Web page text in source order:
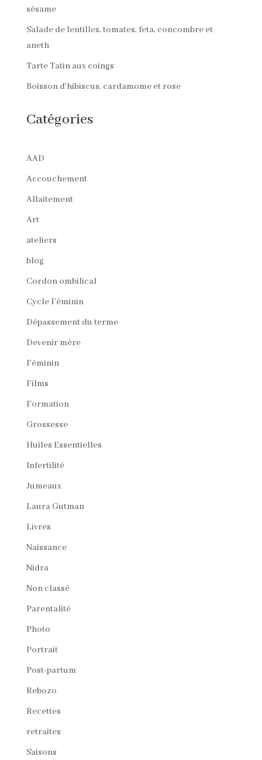
sésame
Salade de lentilles, tomates, feta, concombre et
aneth
Tarte Tatin aux coings
Boisson d’hibiscus, cardamome et rose
Catégories
AAD
Accouchement
Allaitement
Art
ateliers
blog
Cordon ombilical
Cycle Féminin
Dépassement du terme
Devenir mère
Féminin
Films
Formation
Grossesse
Huiles Essentielles
Infertilité
Jumeaux
Laura Gutman
Livres
Naissance
Nidra
Non classé
Parentalité
Photo
Portrait
Post-partum
Rebozo
Recettes
retraites
Saisons